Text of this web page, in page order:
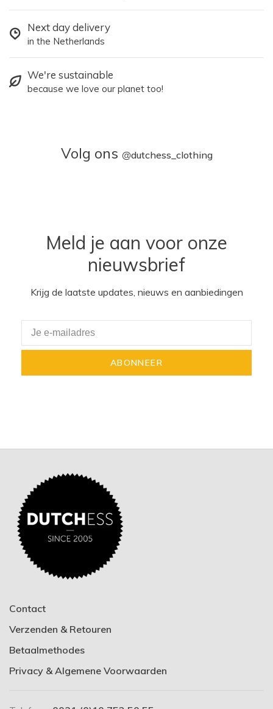
Next day delivery
in the Netherlands
We're sustainable
because we love our planet too!
Volg ons @dutchess_clothing
Meld je aan voor onze
nieuwsbrief
Krijg de laatste updates, nieuws en aanbiedingen
ABONNEER
Contact
Verzenden & Retouren
Betaalmethodes
Privacy & Algemene Voorwaarden